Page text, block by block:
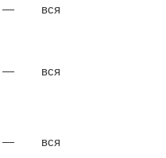
— вся
— вся
— вся